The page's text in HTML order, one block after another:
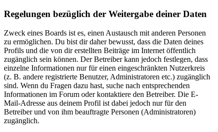
Regelungen bezüglich der Weitergabe deiner Daten
Zweck eines Boards ist es, einen Austausch mit anderen Personen
zu ermöglichen. Du bist dir daher bewusst, dass die Daten deines
Profils und die von dir erstellten Beiträge im Internet öffentlich
zugänglich sein können. Der Betreiber kann jedoch festlegen, dass
einzelne Informationen nur für einen eingeschränkten Nutzerkreis
(z. B. andere registrierte Benutzer, Administratoren etc.) zugänglich
sind. Wenn du Fragen dazu hast, suche nach entsprechenden
Informationen im Forum oder kontaktiere den Betreiber. Die E-
Mail-Adresse aus deinem Profil ist dabei jedoch nur für den
Betreiber und von ihm beauftragte Personen (Administratoren)
zugänglich.